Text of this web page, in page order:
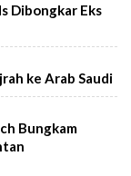
Dibongkar Eks
ke Arab Saudi
Bungkam